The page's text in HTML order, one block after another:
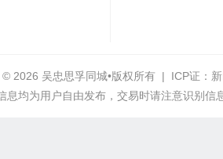
© 2026 吴忠思孚同城•版权所有 | ICP证：
息均为用户自由发布，交易时请注意识别